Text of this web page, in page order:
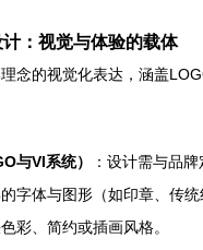
：视觉与体验的载体
念的视觉化表达，涵盖
与VI系统）
：设计需与品
字体与图形（如印章、传统
彩、简约或插画风格。